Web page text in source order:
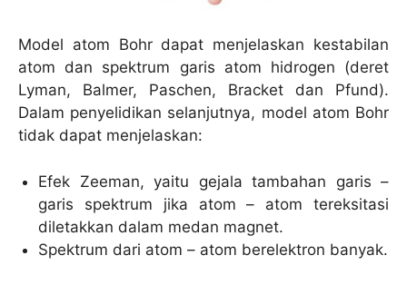
Model atom Bohr dapat menjelaskan kestabilan
atom dan spektrum garis atom hidrogen (deret
Lyman, Balmer, Paschen, Bracket dan Pfund).
Dalam penyelidikan selanjutnya, model atom Bohr
tidak dapat menjelaskan:
Efek Zeeman, yaitu gejala tambahan garis –
garis spektrum jika atom – atom tereksitasi
diletakkan dalam medan magnet.
Spektrum dari atom – atom berelektron banyak.